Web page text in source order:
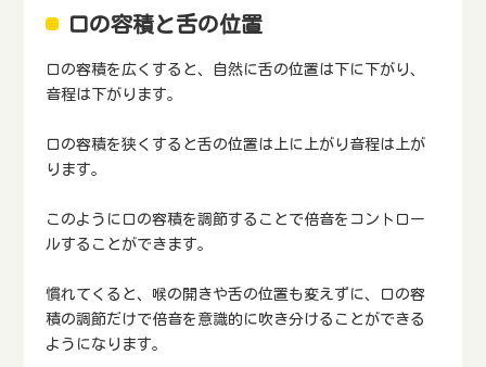
口の容積と舌の位置
口の容積を広くすると、自然に舌の位置は下に下がり、
音程は下がります。
口の容積を狭くすると舌の位置は上に上がり音程は上が
ります。
このように口の容積を調節することで倍音をコントロー
ルすることができます。
慣れてくると、喉の開きや舌の位置も変えずに、口の容
積の調節だけで倍音を意識的に吹き分けることができる
ようになります。